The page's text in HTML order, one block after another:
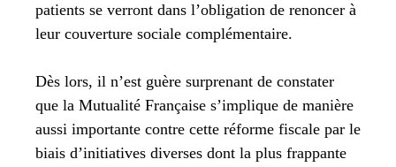
patients se verront dans l’obligation de renoncer à
leur couverture sociale complémentaire.
Dès lors, il n’est guère surprenant de constater
que la Mutualité Française s’implique de manière
aussi importante contre cette réforme fiscale par le
biais d’initiatives diverses dont la plus frappante